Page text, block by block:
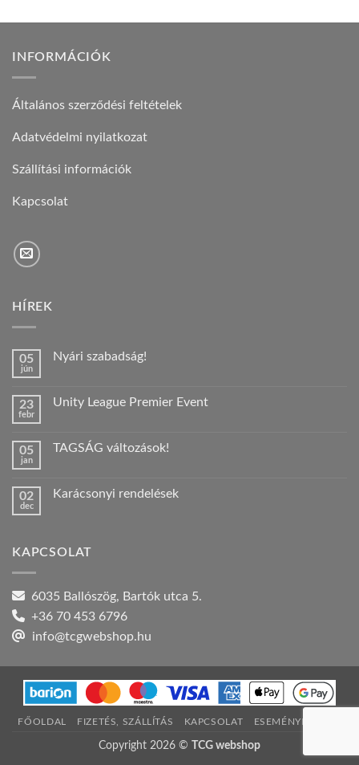
INFORMÁCIÓK
Általános szerződési feltételek
Adatvédelmi nyilatkozat
Szállítási információk
Kapcsolat
HÍREK
05
jún
Nyári szabadság!
Nyári
23
febr
Unity League Premier Event
Unity
bejegyzéshez
05
jan
TAGSÁG változások!
TAGSÁG
02
dec
Karácsonyi rendelések
rendelések
KAPCSOLAT
6035 Ballószög, Bartók utca 5.
+36 70 453 6796
info@tcgwebshop.hu
FŐOLDAL FIZETÉS, SZÁLLÍTÁS KAPCSOLAT ESEMÉNYNAPTÁR
Copyright 2026 © TCG webshop